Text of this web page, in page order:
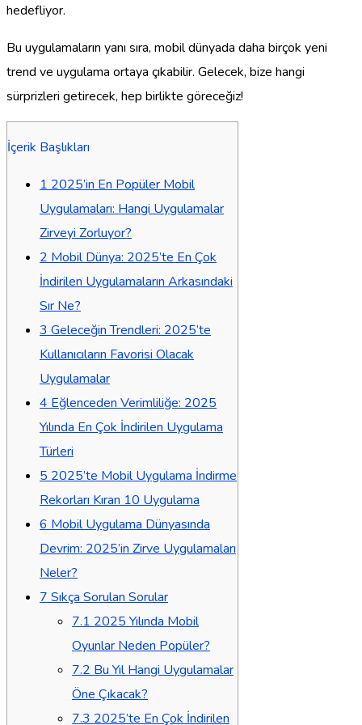
hedefliyor.
Bu uygulamaların yanı sıra, mobil dünyada daha birçok yeni
trend ve uygulama ortaya çıkabilir. Gelecek, bize hangi
sürprizleri getirecek, hep birlikte göreceğiz!
İçerik Başlıkları
1 2025’in En Popüler Mobil
Uygulamaları: Hangi Uygulamalar
Zirveyi Zorluyor?
2 Mobil Dünya: 2025’te En Çok
İndirilen Uygulamaların Arkasındaki
Sır Ne?
3 Geleceğin Trendleri: 2025’te
Kullanıcıların Favorisi Olacak
Uygulamalar
4 Eğlenceden Verimliliğe: 2025
Yılında En Çok İndirilen Uygulama
Türleri
5 2025’te Mobil Uygulama İndirme
Rekorları Kıran 10 Uygulama
6 Mobil Uygulama Dünyasında
Devrim: 2025’in Zirve Uygulamaları
Neler?
7 Sıkça Sorulan Sorular
7.1 2025 Yılında Mobil
Oyunlar Neden Popüler?
7.2 Bu Yıl Hangi Uygulamalar
Öne Çıkacak?
7.3 2025’te En Çok İndirilen